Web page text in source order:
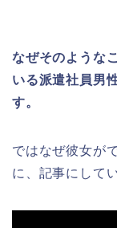
なぜそのような
いる派遣社員男
す。
ではなぜ彼女が
に、記事にして